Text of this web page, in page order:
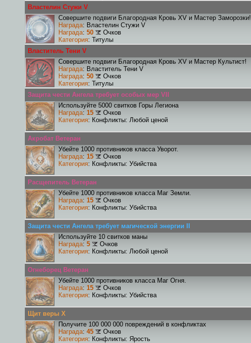
Властелин Стужи V
Совершите подвиги Благородная Кровь XV и Мастер Заморозки!
Награда: Властелин Стужи V
Награда: 50
Очков
Категория: Титулы
Властитель Тени V
Совершите подвиги Благородная Кровь XV и Мастер Культист!
Награда: Властитель Тени V
Награда: 50
Очков
Категория: Титулы
Защита чести Ангела требует особых мер VII
Используйте 5000 свитков Горы Легиона
Награда: 15
Очков
Категория: Конфликты: Любой ценой
Акробат Ветеран
Убейте 1000 противников класса Уворот.
Награда: 15
Очков
Категория: Конфликты: Убийства
Расщепитель Ветеран
Убейте 1000 противников класса Маг Земли.
Награда: 15
Очков
Категория: Конфликты: Убийства
Защита чести Ангела требует магической энергии II
Используйте 10 свитков маны
Награда: 5
Очков
Категория: Конфликты: Любой ценой
Огнеборец Ветеран
Убейте 1000 противников класса Маг Огня.
Награда: 15
Очков
Категория: Конфликты: Убийства
Щит веры X
Получите 100 000 000 повреждений в конфликтах
Награда: 45
Очков
Категория: Конфликты: Ярость